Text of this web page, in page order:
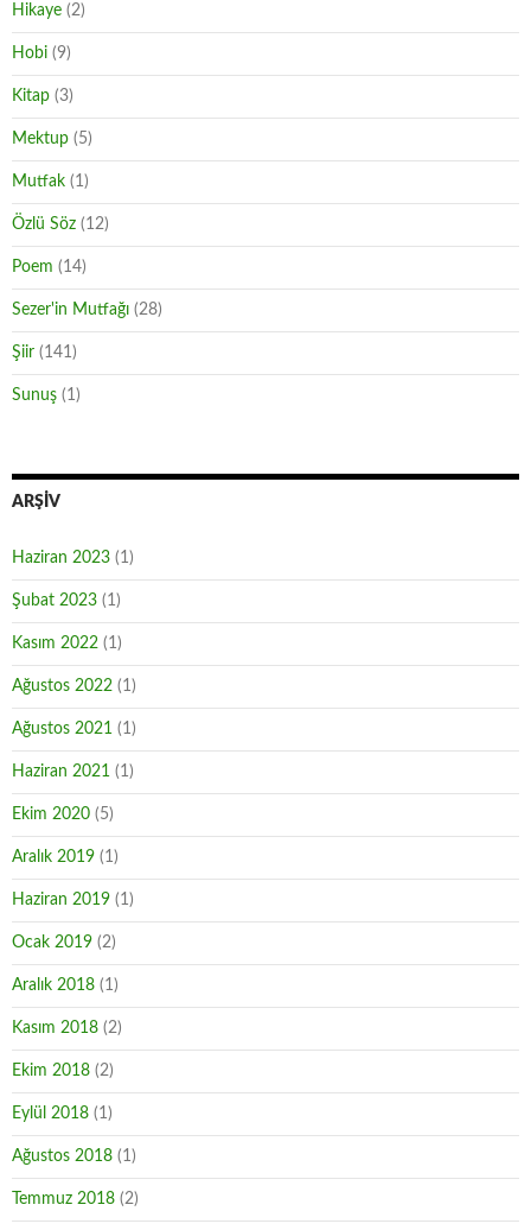
Hikaye (2)
Hobi (9)
Kitap (3)
Mektup (5)
Mutfak (1)
Özlü Söz (12)
Poem (14)
Sezer'in Mutfağı (28)
Şiir (141)
Sunuş (1)
ARŞIV
Haziran 2023 (1)
Şubat 2023 (1)
Kasım 2022 (1)
Ağustos 2022 (1)
Ağustos 2021 (1)
Haziran 2021 (1)
Ekim 2020 (5)
Aralık 2019 (1)
Haziran 2019 (1)
Ocak 2019 (2)
Aralık 2018 (1)
Kasım 2018 (2)
Ekim 2018 (2)
Eylül 2018 (1)
Ağustos 2018 (1)
Temmuz 2018 (2)